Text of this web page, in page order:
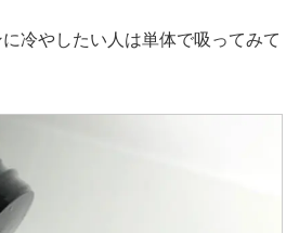
冷やしたい人は単体で吸ってみて